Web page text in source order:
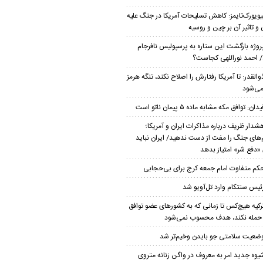
کاهش تسلیحات آمریکا در جنگ علیه
و تاثیر آن بر چین و روسیه
بازگشت این ستاره به پرسپولیس نافرجام
احمد نوراللهی کجاست؟
تا آمریکا رفتارش را اصلاح نکند، تنگه هرمز
توافق مکه مشابه ماده ۵ پیمان ناتو است
ظریف درباره مذاکرات ایران و آمریکا؛
جنگ را مفت از دست ندهید/ ایران نباید
«دفع شر» امتیاز بدهد
متفاوت امام جمعه کرج برای بی‌حجابی
سنتکام وارد تل‌آویو شد
هیچ‌کس تا زمانی که به کشورهای عضو توافق
حمله نکند، هدف محسوب نمی‌شود
سلامتی جو بایدن وخیم‌تر شد
جدید امر به معروف در واگن زنانه متروی